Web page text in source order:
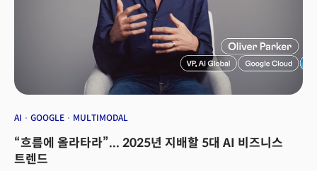
AI GOOGLE MULTIMODAL
“흐름에 올라타라”... 2025년 지배할 5대 AI 비즈니스
트렌드